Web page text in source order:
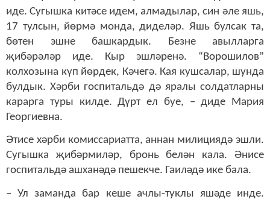
иде. Сугышка китәсе идем, алмадылар, син әле яшь,
17 тулсын, йөрмә монда, диделәр. Яшь булсак та,
бөтен эшне башкардык. Безне авылларга
җибәрәләр иде. Кыр эшләренә. “Ворошилов”
колхозына күп йөрдек, Кәчегә. Кая кушсалар, шунда
булдык. Хәрби госпитальдә дә яралы солдатларны
карарга туры килде. Дүрт ел буе, – диде Мария
Георгиевна.
Әтисе хәрби комиссариатта, аннан милициядә эшли.
Сугышка җибәрмиләр, бронь белән кала. Әнисе
госпитальдә ашханәдә пешекче. Гаиләдә ике бала.
– Ул заманда бар кеше ачлы-туклы яшәде инде.